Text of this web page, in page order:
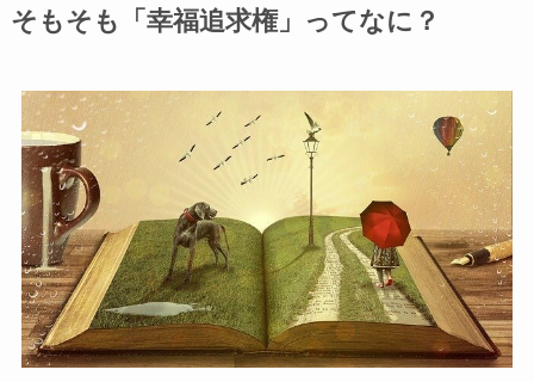
そもそも「幸福追求権」ってなに？